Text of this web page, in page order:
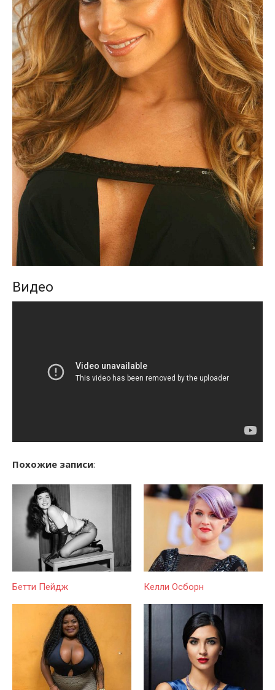
Видео
Похожие записи:
Бетти Пейдж Келли Осборн